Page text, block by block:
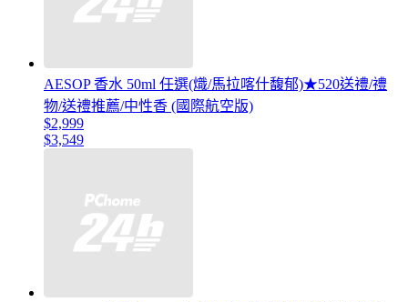
AESOP 香水 50ml 任選(熾/馬拉喀什馥郁)★520送禮/禮
物/送禮推薦/中性香 (國際航空版)
$2,999
$3,549